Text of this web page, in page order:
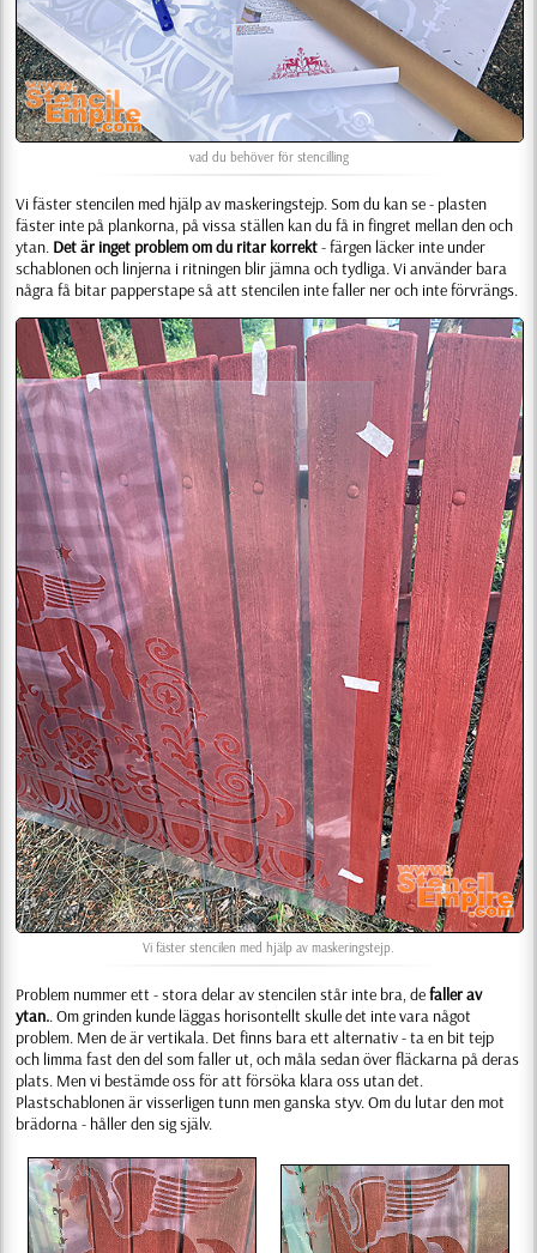
vad du behöver för stencilling
Vi fäster stencilen med hjälp av maskeringstejp. Som du kan se - plasten
fäster inte på plankorna, på vissa ställen kan du få in fingret mellan den och
ytan. Det är inget problem om du ritar korrekt- färgen läcker inte under
schablonen och linjerna i ritningen blir jämna och tydliga. Vi använder bara
några få bitar papperstape så att stencilen inte faller ner och inte förvrängs.
Vi fäster stencilen med hjälp av maskeringstejp.
Problem nummer ett - stora delar av stencilen står inte bra, defaller av
ytan.. Om grinden kunde läggas horisontellt skulle det inte vara något
problem. Men de är vertikala. Det finns bara ett alternativ - ta en bit tejp
och limma fast den del som faller ut, och måla sedan över fläckarna på deras
plats. Men vi bestämde oss för att försöka klara oss utan det.
Plastschablonen är visserligen tunn men ganska styv. Om du lutar den mot
brädorna - håller den sig själv.